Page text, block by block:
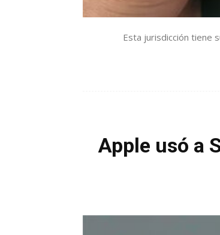
Esta jurisdicción tiene
Apple usó a